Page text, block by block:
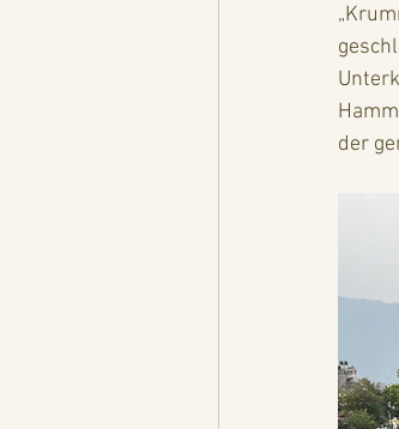
der